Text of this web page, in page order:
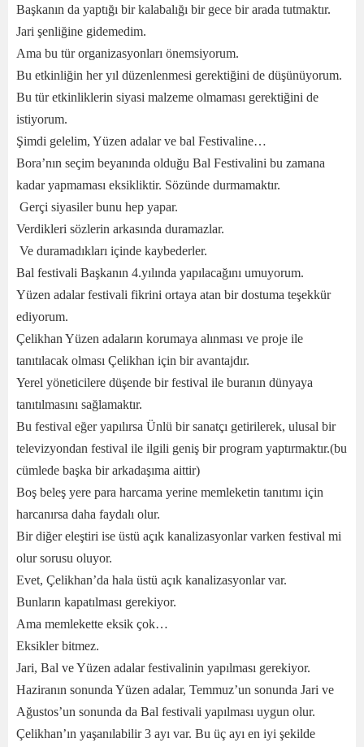
Başkanın da yaptığı bir kalabalığı bir gece bir arada tutmaktır.
Jari şenliğine gidemedim.
Ama bu tür organizasyonları önemsiyorum.
Bu etkinliğin her yıl düzenlenmesi gerektiğini de düşünüyorum.
Bu tür etkinliklerin siyasi malzeme olmaması gerektiğini de
istiyorum.
Şimdi gelelim, Yüzen adalar ve bal Festivaline…
Bora’nın seçim beyanında olduğu Bal Festivalini bu zamana
kadar yapmaması eksikliktir. Sözünde durmamaktır.
Gerçi siyasiler bunu hep yapar.
Verdikleri sözlerin arkasında duramazlar.
Ve duramadıkları içinde kaybederler.
Bal festivali Başkanın 4.yılında yapılacağını umuyorum.
Yüzen adalar festivali fikrini ortaya atan bir dostuma teşekkür
ediyorum.
Çelikhan Yüzen adaların korumaya alınması ve proje ile
tanıtılacak olması Çelikhan için bir avantajdır.
Yerel yöneticilere düşende bir festival ile buranın dünyaya
tanıtılmasını sağlamaktır.
Bu festival eğer yapılırsa Ünlü bir sanatçı getirilerek, ulusal bir
televizyondan festival ile ilgili geniş bir program yaptırmaktır.(bu
cümlede başka bir arkadaşıma aittir)
Boş beleş yere para harcama yerine memleketin tanıtımı için
harcanırsa daha faydalı olur.
Bir diğer eleştiri ise üstü açık kanalizasyonlar varken festival mi
olur sorusu oluyor.
Evet, Çelikhan’da hala üstü açık kanalizasyonlar var.
Bunların kapatılması gerekiyor.
Ama memlekette eksik çok…
Eksikler bitmez.
Jari, Bal ve Yüzen adalar festivalinin yapılması gerekiyor.
Haziranın sonunda Yüzen adalar, Temmuz’un sonunda Jari ve
Ağustos’un sonunda da Bal festivali yapılması uygun olur.
Çelikhan’ın yaşanılabilir 3 ayı var. Bu üç ayı en iyi şekilde